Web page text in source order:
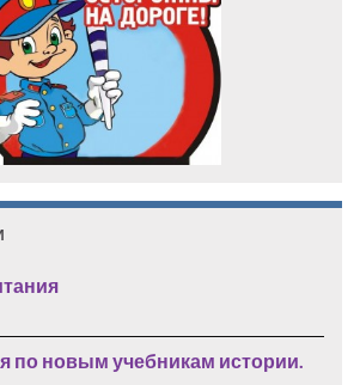
по новым учебникам истории.